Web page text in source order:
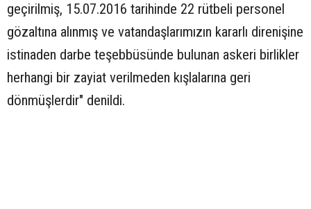
geçirilmiş, 15.07.2016 tarihinde 22 rütbeli personel
gözaltına alınmış ve vatandaşlarımızın kararlı direnişine
istinaden darbe teşebbüsünde bulunan askeri birlikler
herhangi bir zayiat verilmeden kışlalarına geri
dönmüşlerdir" denildi.